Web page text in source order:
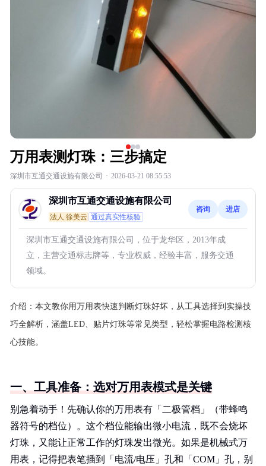
万用表测灯珠：三步搞定
深圳市互通交通设施有限公司 · 2026-03-21 08:55:53
深圳市互通交通设施有限公司
法人:徐美云 通过真实性核验
咨询 进店
深圳市互通交通设施有限公司，位于龙华区，2013年成
立，主营交通标志牌等，专业权威，经验丰富，服务交通
领域。
介绍： 本文教你用万用表快速判断灯珠好坏，从工具选择到实操技
巧全解析，涵盖LED、贴片灯珠等常见类型，轻松掌握电路检测核
心技能。
一、工具准备：选对万用表模式是关键
别急着动手！先确认你的万用表有「二极管档」（带蜂鸣
器符号的档位）。这个档位能输出微小电流，既不会烧坏
灯珠，又能让正常工作的灯珠发出微光。如果是机械式万
用表，记得把表笔插到「电流/电压」孔和「COM」孔，别